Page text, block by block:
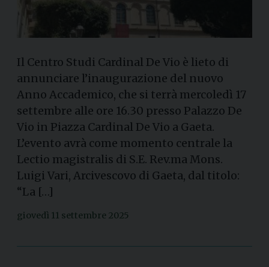
Il Centro Studi Cardinal De Vio è lieto di
annunciare l’inaugurazione del nuovo
Anno Accademico, che si terrà mercoledì 17
settembre alle ore 16.30 presso Palazzo De
Vio in Piazza Cardinal De Vio a Gaeta.
L’evento avrà come momento centrale la
Lectio magistralis di S.E. Rev.ma Mons.
Luigi Vari, Arcivescovo di Gaeta, dal titolo:
“La […]
giovedì 11 settembre 2025